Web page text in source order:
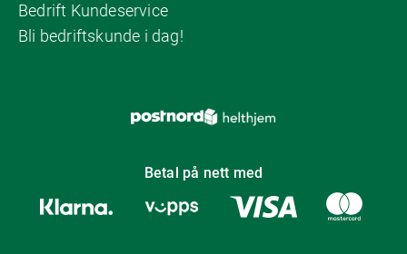
Bedrift Kundeservice
Bli bedriftskunde i dag!
Betal på nett med